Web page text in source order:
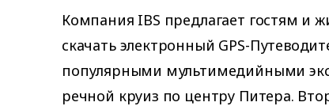
Компания IBS предлагает гостям и
скачать электронный GPS-
популярными мультимедийными
речной круиз по центру Питера.